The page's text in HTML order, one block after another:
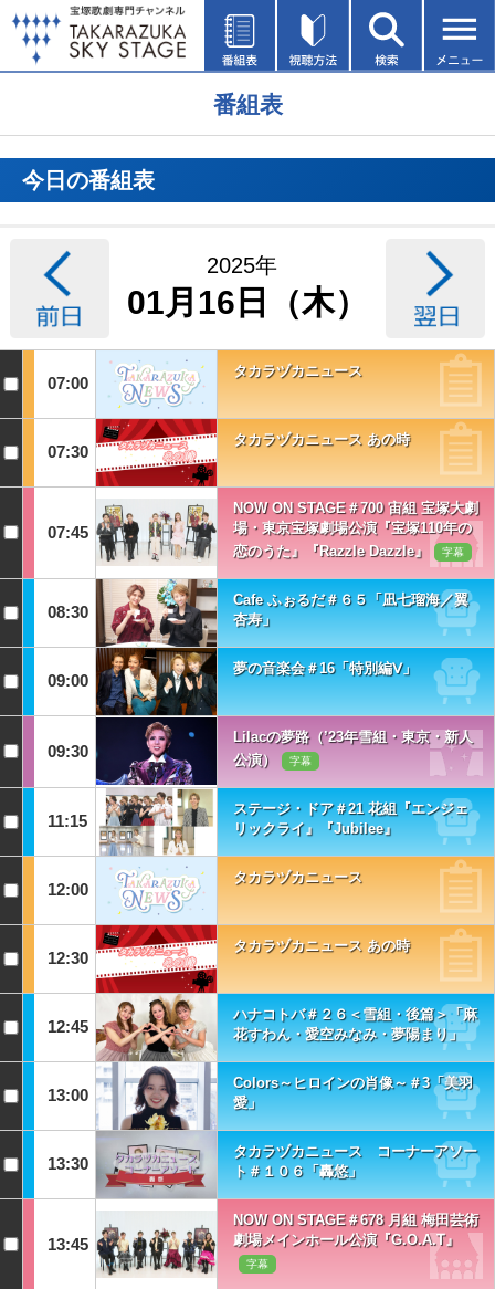
番組表
今日の番組表
2025年
01月16日（木）
07:00
タカラヅカニュース
07:30
タカラヅカニュース あの時
07:45
NOW ON STAGE＃700 宙組 宝塚大劇
場・東京宝塚劇場公演『宝塚110年の
恋のうた』『Razzle Dazzle』
字幕
08:30
Cafe ふぉるだ＃６５「凪七瑠海／翼
杏寿」
09:00
夢の音楽会＃16「特別編Ⅴ」
09:30
Lilacの夢路（’23年雪組・東京・新人
公演）
字幕
11:15
ステージ・ドア＃21 花組『エンジェ
リックライ』『Jubilee』
12:00
タカラヅカニュース
12:30
タカラヅカニュース あの時
12:45
ハナコトバ＃２６＜雪組・後篇＞「麻
花すわん・愛空みなみ・夢陽まり」
13:00
Colors～ヒロインの肖像～＃3「美羽
愛」
13:30
タカラヅカニュース コーナーアソー
ト＃１０６「轟悠」
13:45
NOW ON STAGE＃678 月組 梅田芸術
劇場メインホール公演『G.O.A.T』
字幕